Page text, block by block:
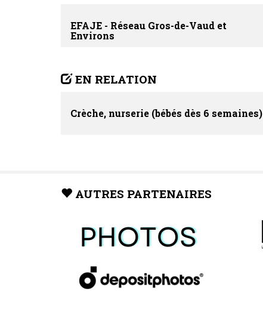
EFAJE - Réseau Gros-de-Vaud et
Environs
EN RELATION
Crèche, nurserie (bébés dès 6 semaines)
AUTRES PARTENAIRES